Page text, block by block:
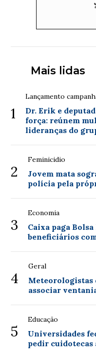
Mais lidas
1
Lançamento
Dr. Erik e
força: reúnem
lideranças do
2
Feminicidio
Jovem mata
polícia pela
3
Economia
Caixa paga
beneficiários
4
Geral
Meteorologistas
associar
5
Educação
Universidades
pedir cuidotecas